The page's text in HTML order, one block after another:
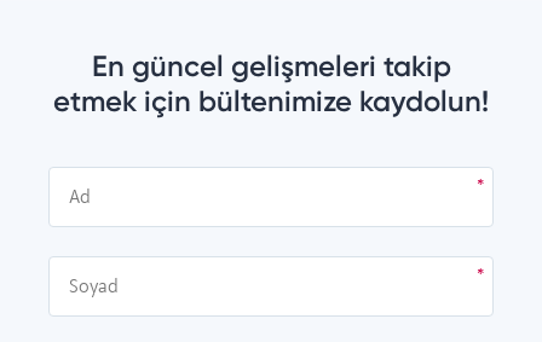
En güncel gelişmeleri takip
etmek için bültenimize kaydolun!